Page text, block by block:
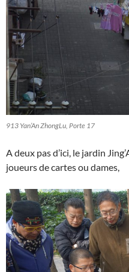
913 Yan’An ZhongLu, Porte 17
A deux pas d’ici, le jardin
joueurs de cartes ou dames,